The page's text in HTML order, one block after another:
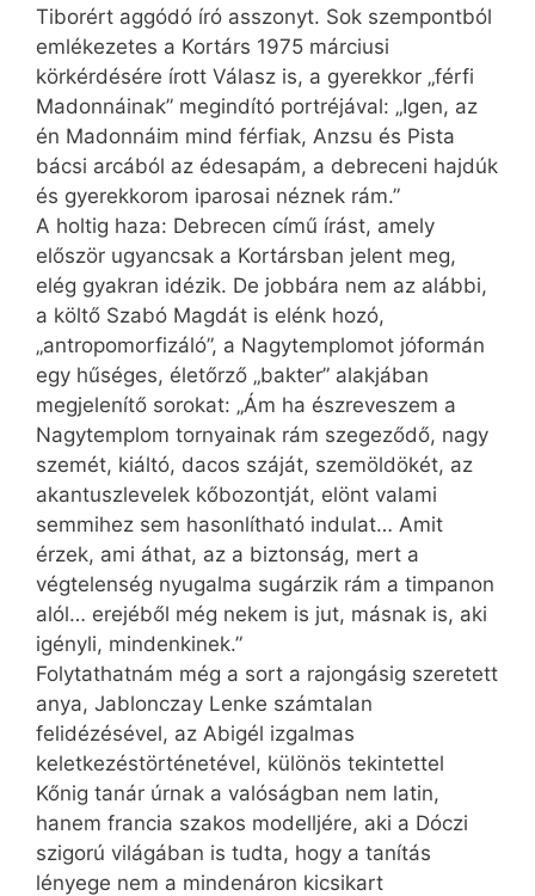
Tiborért aggódó író asszonyt. Sok szempontból
emlékezetes a Kortárs 1975 márciusi
körkérdésére írott Válasz is, a gyerekkor „férfi
Madonnáinak” megindító portréjával: „Igen, az
én Madonnáim mind férfiak, Anzsu és Pista
bácsi arcából az édesapám, a debreceni hajdúk
és gyerekkorom iparosai néznek rám.”
A holtig haza: Debrecen című írást, amely
először ugyancsak a Kortársban jelent meg,
elég gyakran idézik. De jobbára nem az alábbi,
a költő Szabó Magdát is elénk hozó,
„antropomorfizáló”, a Nagytemplomot jóformán
egy hűséges, életőrző „bakter” alakjában
megjelenítő sorokat: „Ám ha észreveszem a
Nagytemplom tornyainak rám szegeződő, nagy
szemét, kiáltó, dacos száját, szemöldökét, az
akantuszlevelek kőbozontját, elönt valami
semmihez sem hasonlítható indulat… Amit
érzek, ami áthat, az a biztonság, mert a
végtelenség nyugalma sugárzik rám a timpanon
alól… erejéből még nekem is jut, másnak is, aki
igényli, mindenkinek.”
Folytathatnám még a sort a rajongásig szeretett
anya, Jablonczay Lenke számtalan
felidézésével, az Abigél izgalmas
keletkezéstörténetével, különös tekintettel
Kőnig tanár úrnak a valóságban nem latin,
hanem francia szakos modelljére, aki a Dóczi
szigorú világában is tudta, hogy a tanítás
lényege nem a mindenáron kicsikart